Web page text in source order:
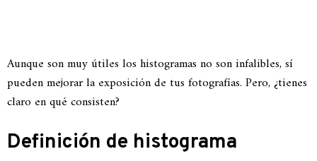
Aunque son muy útiles los histogramas no son infalibles, sí
pueden mejorar la exposición de tus fotografías. Pero, ¿tienes
claro en qué consisten?
Definición de histograma